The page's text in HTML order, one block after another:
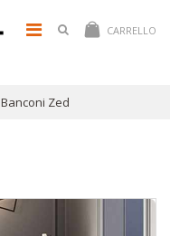
CARRELLO
Banconi Zed